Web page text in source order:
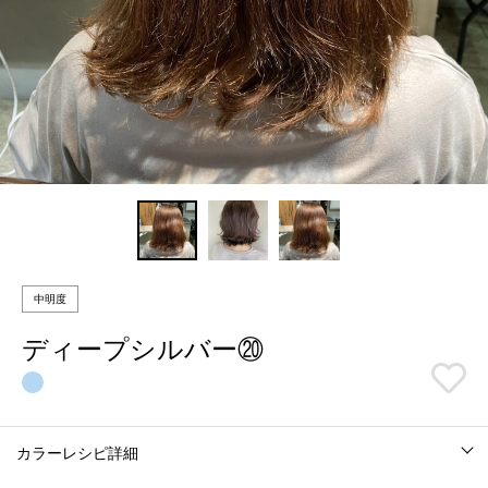
中明度
ディープシルバー⑳
カラーレシピ詳細